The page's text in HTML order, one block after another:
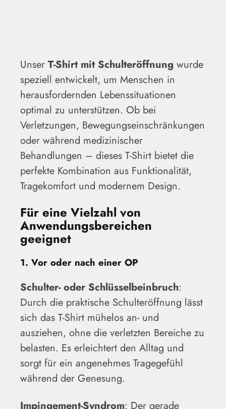
Unser T-Shirt mit Schulteröffnung wurde
speziell entwickelt, um Menschen in
herausfordernden Lebenssituationen
optimal zu unterstützen. Ob bei
Verletzungen, Bewegungseinschränkungen
oder während medizinischer
Behandlungen – dieses T-Shirt bietet die
perfekte Kombination aus Funktionalität,
Tragekomfort und modernem Design.
Für eine Vielzahl von
Anwendungsbereichen
geeignet
1. Vor oder nach einer OP
Schulter- oder Schlüsselbeinbruch:
Durch die praktische Schulteröffnung lässt
sich das T-Shirt mühelos an- und
ausziehen, ohne die verletzten Bereiche zu
belasten. Es erleichtert den Alltag und
sorgt für ein angenehmes Tragegefühl
während der Genesung.
Impingement-Syndrom: Der gerade